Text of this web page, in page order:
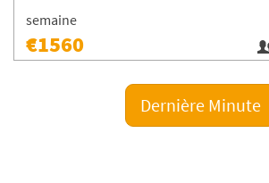
semaine
€1560
Dernière Minute